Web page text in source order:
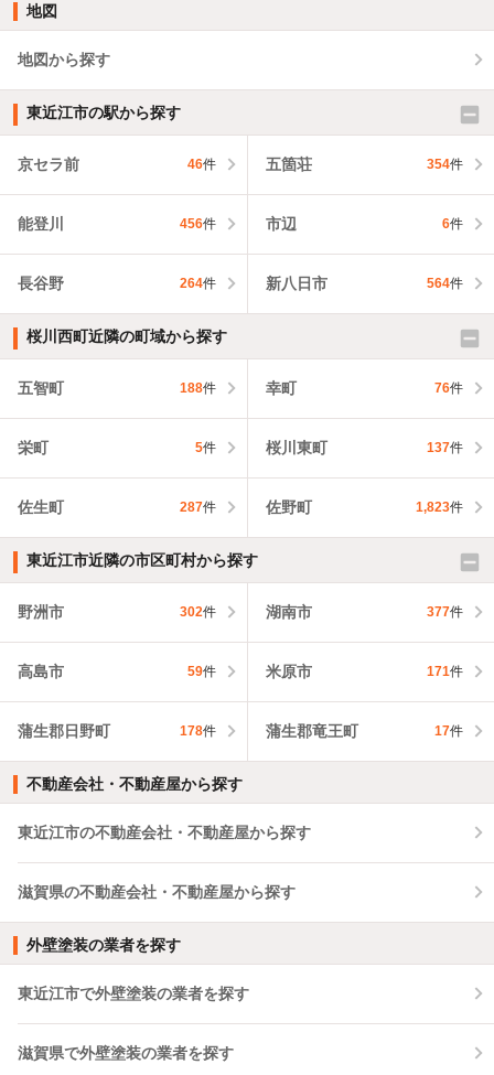
地図
地図から探す
東近江市の駅から探す
京セラ前 46件 五箇荘 354件
能登川 456件 市辺 6件
長谷野 264件 新八日市 564件
桜川西町近隣の町域から探す
五智町 188件 幸町 76件
栄町 5件 桜川東町 137件
佐生町 287件 佐野町 1,823件
東近江市近隣の市区町村から探す
野洲市 302件 湖南市 377件
高島市 59件 米原市 171件
蒲生郡日野町 178件 蒲生郡竜王町 17件
不動産会社・不動産屋から探す
東近江市の不動産会社・不動産屋から探す
滋賀県の不動産会社・不動産屋から探す
外壁塗装の業者を探す
東近江市で外壁塗装の業者を探す
滋賀県で外壁塗装の業者を探す